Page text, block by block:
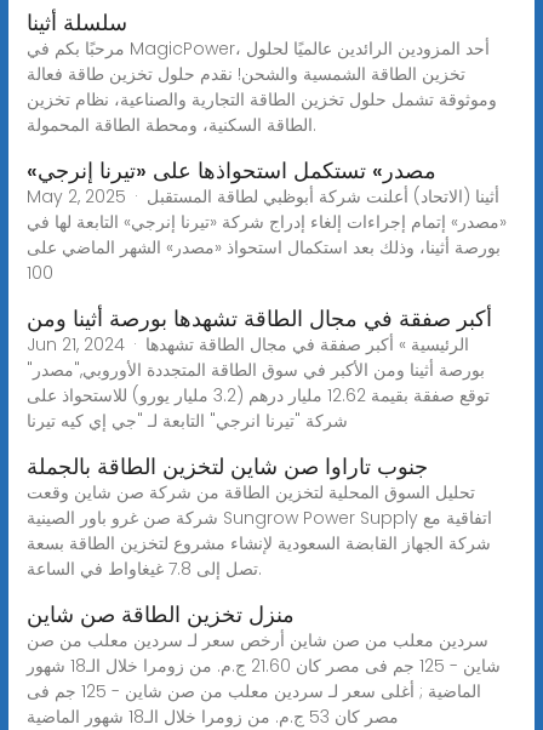
سلسلة أثينا
مرحبًا بكم في MagicPower، أحد المزودين الرائدين عالميًا لحلول
تخزين الطاقة الشمسية والشحن! نقدم حلول تخزين طاقة فعالة
وموثوقة تشمل حلول تخزين الطاقة التجارية والصناعية، نظام تخزين
الطاقة السكنية، ومحطة الطاقة المحمولة.
«مصدر» تستكمل استحواذها على «تيرنا إنرجي
May 2, 2025 · أثينا (الاتحاد) أعلنت شركة أبوظبي لطاقة المستقبل
«مصدر» إتمام إجراءات إلغاء إدراج شركة «تيرنا إنرجي» التابعة لها في
بورصة أثينا، وذلك بعد استكمال استحواذ «مصدر» الشهر الماضي على
100
أكبر صفقة في مجال الطاقة تشهدها بورصة أثينا ومن
Jun 21, 2024 · الرئيسية » أكبر صفقة في مجال الطاقة تشهدها
بورصة أثينا ومن الأكبر في سوق الطاقة المتجددة الأوروبي,"مصدر"
توقع صفقة بقيمة 12.62 مليار درهم (3.2 مليار يورو) للاستحواذ على
شركة "تيرنا انرجي" التابعة لـ "جي إي كيه تيرنا
جنوب تاراوا صن شاين لتخزين الطاقة بالجملة
تحليل السوق المحلية لتخزين الطاقة من شركة صن شاين وقعت
شركة صن غرو باور الصينية Sungrow Power Supply اتفاقية مع
شركة الجهاز القابضة السعودية لإنشاء مشروع لتخزين الطاقة بسعة
تصل إلى 7.8 غيغاواط في الساعة.
منزل تخزين الطاقة صن شاين
سردين معلب من صن شاين أرخص سعر لـ سردين معلب من صن
شاين - 125 جم فى مصر كان 21.60 ج.م. من زومرا خلال الـ18 شهور
الماضية ; أغلى سعر لـ سردين معلب من صن شاين - 125 جم فى
مصر كان 53 ج.م. من زومرا خلال الـ18 شهور الماضية